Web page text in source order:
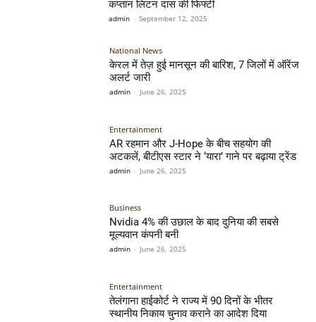
कप्तान लिटन दास की फिफ्टी
admin - September 12, 2025
National News
केरल में तेज़ हुई मानसून की बारिश, 7 जिलों में ऑरेंज
अलर्ट जारी
admin - June 26, 2025
Entertainment
AR रहमान और J-Hope के बीच सहयोग की
अटकलें, बीटीएस स्टार ने ‘यारा’ गाने पर बढ़ाया ट्रेंड
admin - June 26, 2025
Business
Nvidia 4% की उछाल के बाद दुनिया की सबसे
मूल्यवान कंपनी बनी
admin - June 26, 2025
Entertainment
तेलंगाना हाईकोर्ट ने राज्य में 90 दिनों के भीतर
स्थानीय निकाय चुनाव कराने का आदेश दिया